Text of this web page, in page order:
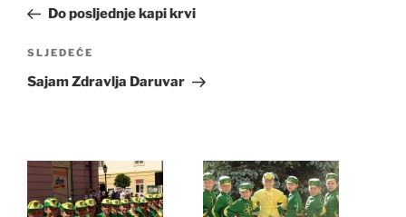
objavaDo posljednje kapi krvi
Sljedeća
objava
SLJEDEĆE
Sajam Zdravlja Daruvar